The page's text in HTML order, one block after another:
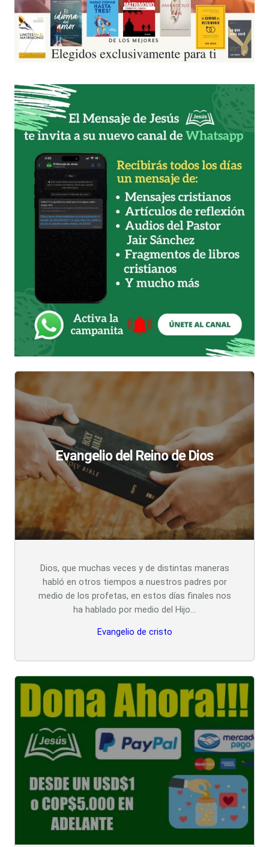
Evangelio del Reino de Dios
Dios, que muchas veces y de distintas maneras
habló en otros tiempos a nuestros padres por
medio de los profetas, en estos días finales nos
ha hablado por medio del Hijo…
Evangelio de cristo